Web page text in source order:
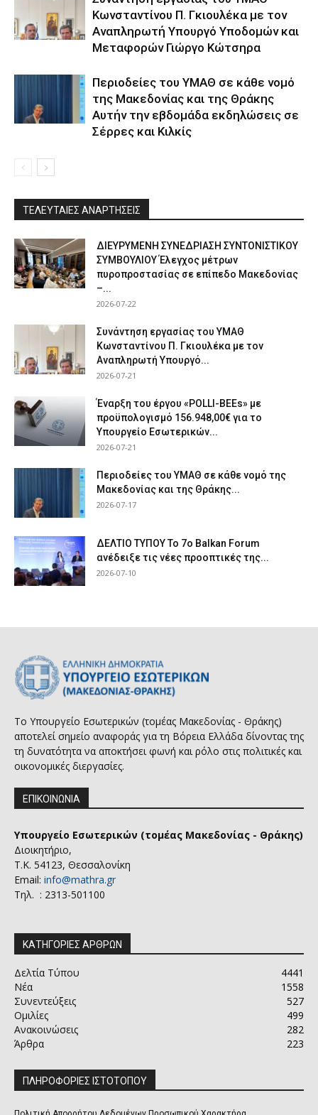
Κωνσταντίνου Π. Γκιουλέκα με τον
Αναπληρωτή Υπουργό Υποδομών και
Μεταφορών Γιώργο Κώτσηρα
Περιοδείες του ΥΜΑΘ σε κάθε νομό
της Μακεδονίας και της Θράκης
Αυτήν την εβδομάδα εκδηλώσεις σε
Σέρρες και Κιλκίς
ΤΕΛΕΥΤΑΙΕΣ ΑΝΑΡΤΗΣΕΙΣ
ΔΙΕΥΡΥΜΕΝΗ ΣΥΝΕΔΡΙΑΣΗ ΣΥΝΤΟΝΙΣΤΙΚΟΥ
ΣΥΜΒΟΥΛΙΟΥ Έλεγχος μέτρων
πυροπροστασίας σε επίπεδο Μακεδονίας
–...
2026-07-22
Συνάντηση εργασίας του ΥΜΑΘ
Κωνσταντίνου Π. Γκιουλέκα με τον
Αναπληρωτή Υπουργό...
2026-07-21
Έναρξη του έργου «POLLI-BEEs» με
προϋπολογισμό 156.948,00€ για το
Υπουργείο Εσωτερικών...
2026-07-21
Περιοδείες του ΥΜΑΘ σε κάθε νομό της
Μακεδονίας και της Θράκης...
2026-07-17
ΔΕΛΤΙΟ ΤΥΠΟΥ Το 7ο Balkan Forum
ανέδειξε τις νέες προοπτικές της...
2026-07-10
Το Υπουργείο Εσωτερικών (τομέας Μακεδονίας - Θράκης)
αποτελεί σημείο αναφοράς για τη Βόρεια Ελλάδα δίνοντας της
τη δυνατότητα να αποκτήσει φωνή και ρόλο στις πολιτικές και
οικονομικές διεργασίες.
ΕΠΙΚΟΙΝΩΝΙΑ
Υπουργείο Εσωτερικών (τομέας Μακεδονίας - Θράκης)
Διοικητήριο,
Τ.Κ. 54123, Θεσσαλονίκη
Email: info@mathra.gr
Τηλ. : 2313-501100
ΚΑΤΗΓΟΡΙΕΣ ΑΡΘΡΩΝ
Δελτία Τύπου
4441
Νέα
1558
Συνεντεύξεις
527
Ομιλίες
499
Ανακοινώσεις
282
Άρθρα
223
ΠΛΗΡΟΦΟΡΙΕΣ ΙΣΤΟΤΟΠΟΥ